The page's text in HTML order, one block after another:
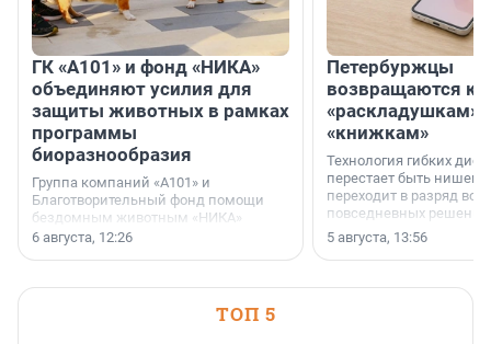
ГК «А101» и фонд «НИКА»
объединяют усилия для
защиты животных в рамках
программы
биоразнообразия
Группа компаний «А101» и
Благотворительный фонд помощи
бездомным животным «НИКА»
заключили соглашение о
6 августа, 12:26
Петербуржцы
возвращаются к
«раскладушкам»
«книжкам»
Технология гибких
перестает быть
переходит в разряд
повседневных
5 августа, 13:56
ТОП 5